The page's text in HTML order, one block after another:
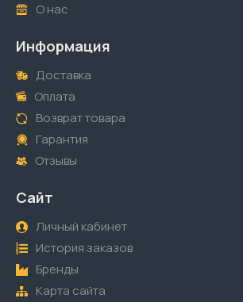
О нас
Информация
Доставка
Оплата
Возврат товара
Гарантия
Отзывы
Сайт
Личный кабинет
История заказов
Бренды
Карта сайта